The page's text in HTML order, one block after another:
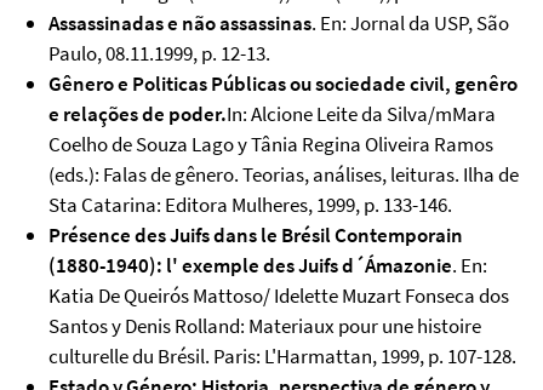
Assassinadas e não assassinas. En: Jornal da USP, São
Paulo, 08.11.1999, p. 12-13.
Gênero e Politicas Públicas ou sociedade civil, genêro
e relações de poder.In: Alcione Leite da Silva/mMara
Coelho de Souza Lago y Tânia Regina Oliveira Ramos
(eds.): Falas de gênero. Teorias, análises, leituras. Ilha de
Sta Catarina: Editora Mulheres, 1999, p. 133-146.
Présence des Juifs dans le Brésil Contemporain
(1880-1940): l' exemple des Juifs d´Ámazonie. En:
Katia De Queirós Mattoso/ Idelette Muzart Fonseca dos
Santos y Denis Rolland: Materiaux pour une histoire
culturelle du Brésil. Paris: L'Harmattan, 1999, p. 107-128.